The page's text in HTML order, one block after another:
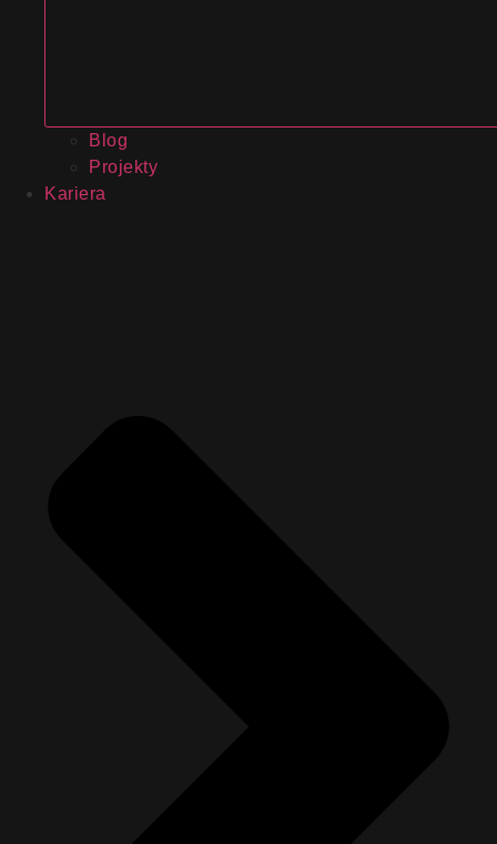
Blog
Projekty
Kariera